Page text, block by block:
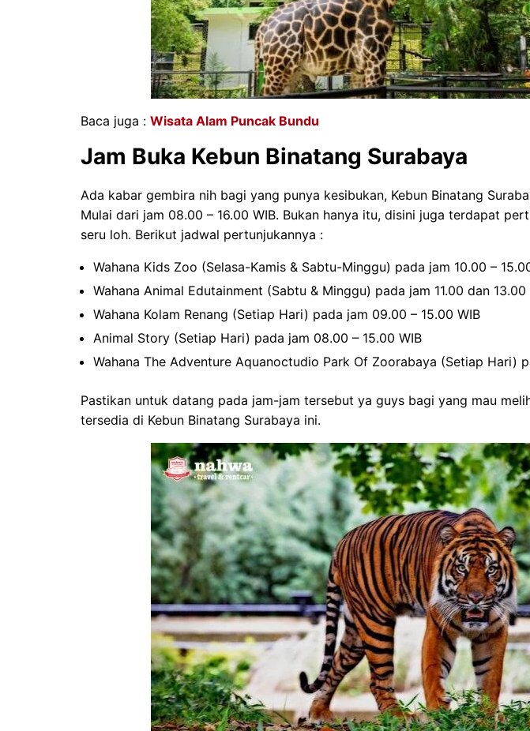
Baca juga : Wisata Alam Puncak Bundu
Jam Buka Kebun Binatang Surabaya
Ada kabar gembira nih bagi yang punya kesibukan, Kebun Binatang
Mulai dari jam 08.00 – 16.00 WIB. Bukan hanya itu, disini juga terdapat
seru loh. Berikut jadwal pertunjukannya :
Wahana Kids Zoo (Selasa-Kamis & Sabtu-Minggu) pada jam 10.00 –
Wahana Animal Edutainment (Sabtu & Minggu) pada jam 11.00 dan 13.00
Wahana Kolam Renang (Setiap Hari) pada jam 09.00 – 15.00 WIB
Animal Story (Setiap Hari) pada jam 08.00 – 15.00 WIB
Wahana The Adventure Aquanoctudio Park Of Zoorabaya (Setiap Hari)
Pastikan untuk datang pada jam-jam tersebut ya guys bagi yang mau
tersedia di Kebun Binatang Surabaya ini.